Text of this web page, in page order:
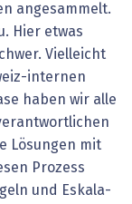
angesammelt.
Hier etwas
Vielleicht
internen
haben wir alle
Lösungen mit
Prozess
und Eskala­